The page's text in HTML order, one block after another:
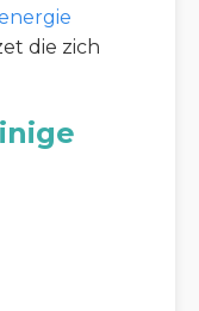
die zich